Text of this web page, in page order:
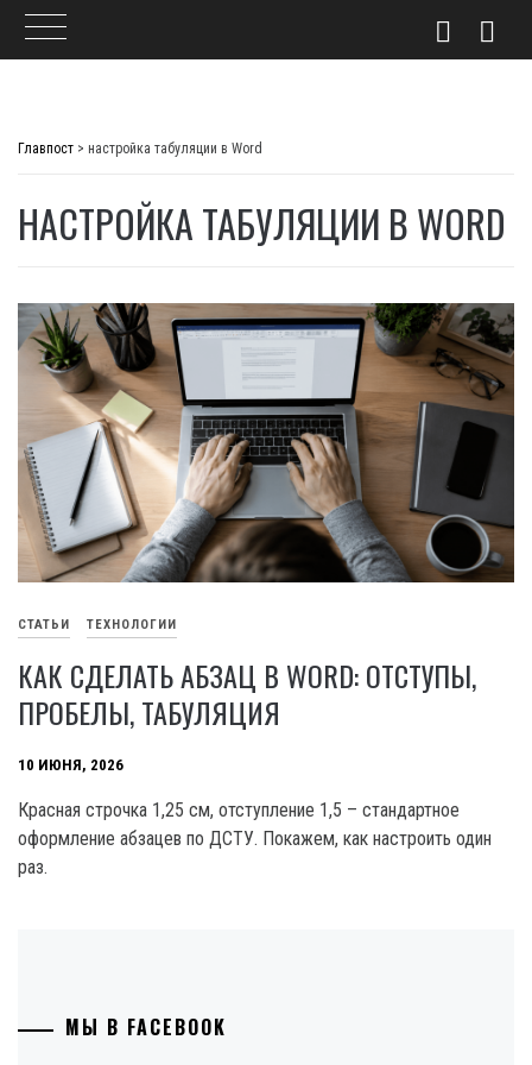
Главпост > настройка табуляции в Word
НАСТРОЙКА ТАБУЛЯЦИИ В WORD
СТАТЬИ ТЕХНОЛОГИИ
КАК СДЕЛАТЬ АБЗАЦ В WORD: ОТСТУПЫ,
ПРОБЕЛЫ, ТАБУЛЯЦИЯ
10 ИЮНЯ, 2026
Красная строчка 1,25 см, отступление 1,5 – стандартное
оформление абзацев по ДСТУ. Покажем, как настроить один
раз.
МЫ В FACEBOOK